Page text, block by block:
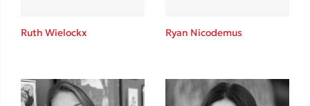
Ruth Wielockx Ryan Nicodemus